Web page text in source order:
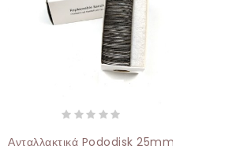
Ανταλλακτικά Pododisk 25mm 240grit -